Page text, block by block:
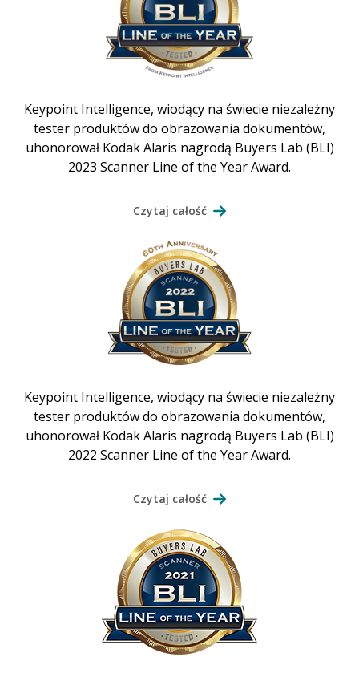
Keypoint Intelligence, wiodący na świecie niezależny
tester produktów do obrazowania dokumentów,
uhonorował Kodak Alaris nagrodą Buyers Lab (BLI)
2023 Scanner Line of the Year Award.
Czytaj całość
Keypoint Intelligence, wiodący na świecie niezależny
tester produktów do obrazowania dokumentów,
uhonorował Kodak Alaris nagrodą Buyers Lab (BLI)
2022 Scanner Line of the Year Award.
Czytaj całość